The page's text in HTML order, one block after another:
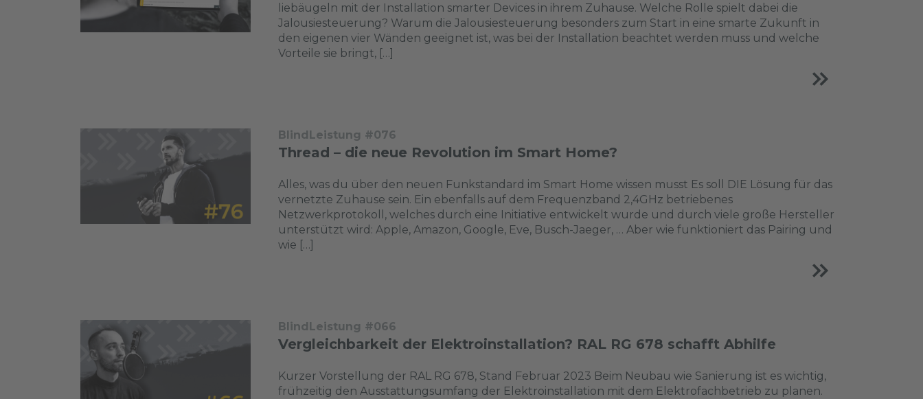
liebäugeln mit der Installation smarter Devices in ihrem Zuhause. Welche Rolle spielt dabei die
Jalousiesteuerung? Warum die Jalousiesteuerung besonders zum Start in eine smarte Zukunft in
den eigenen vier Wänden geeignet ist, was bei der Installation beachtet werden muss und welche
Vorteile sie bringt, […]
BlindLeistung #076
Thread – die neue Revolution im Smart Home?
Alles, was du über den neuen Funkstandard im Smart Home wissen musst Es soll DIE Lösung für das
vernetzte Zuhause sein. Ein ebenfalls auf dem Frequenzband 2,4GHz betriebenes
Netzwerkprotokoll, welches durch eine Initiative entwickelt wurde und durch viele große Hersteller
unterstützt wird: Apple, Amazon, Google, Eve, Busch-Jaeger, … Aber wie funktioniert das Pairing und
wie […]
BlindLeistung #066
Vergleichbarkeit der Elektroinstallation? RAL RG 678 schafft Abhilfe
Kurzer Vorstellung der RAL RG 678, Stand Februar 2023 Beim Neubau wie Sanierung ist es wichtig,
frühzeitig den Ausstattungsumfang der Elektroinstallation mit dem Elektrofachbetrieb zu planen.